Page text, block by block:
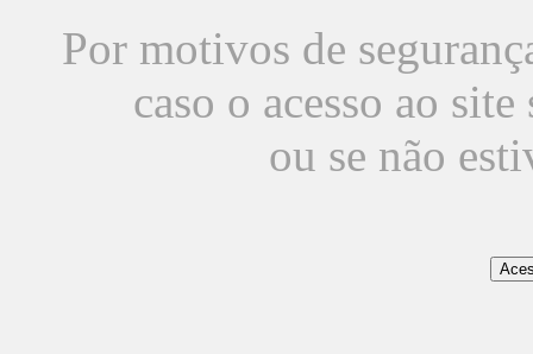
Por motivos de
caso o acesso ao
ou se não